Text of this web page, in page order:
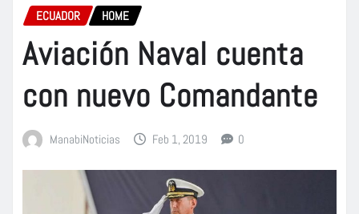
ECUADOR HOME
Aviación Naval cuenta
con nuevo Comandante
ManabiNoticias Feb 1, 2019 0